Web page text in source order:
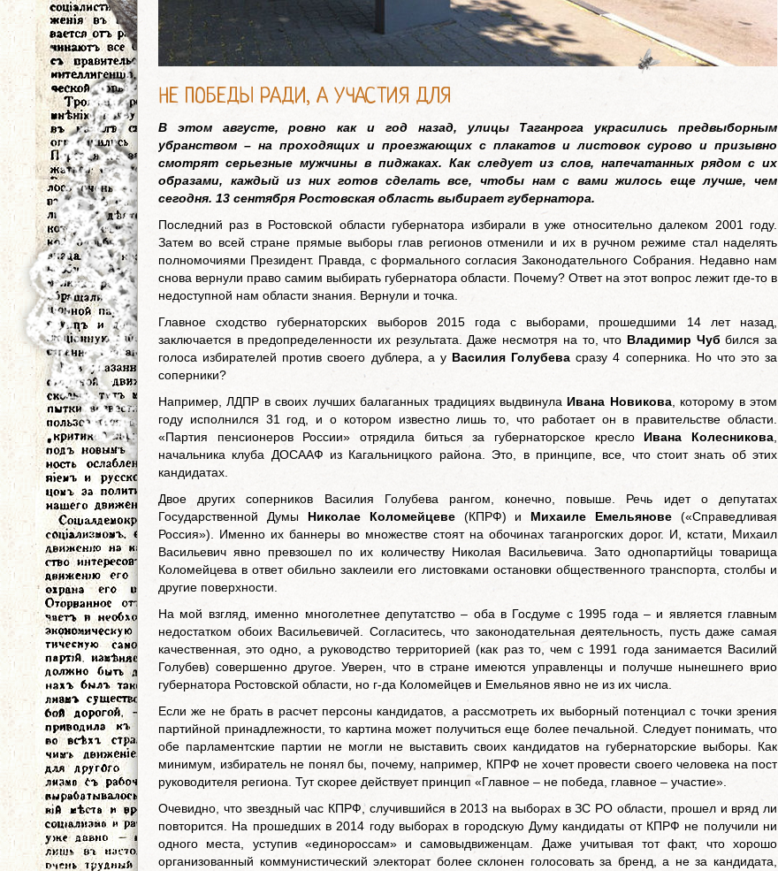
НЕ ПОБЕДЫ РАДИ, А УЧАСТИЯ ДЛЯ
В этом августе, ровно как и год назад, улицы Таганрога украсились предвыборным
убранством – на проходящих и проезжающих с плакатов и листовок сурово и призывно
смотрят серьезные мужчины в пиджаках. Как следует из слов, напечатанных рядом с их
образами, каждый из них готов сделать все, чтобы нам с вами жилось еще лучше, чем
сегодня. 13 сентября Ростовская область выбирает губернатора.
Последний раз в Ростовской области губернатора избирали в уже относительно далеком 2001 году.
Затем во всей стране прямые выборы глав регионов отменили и их в ручном режиме стал наделять
полномочиями Президент. Правда, с формального согласия Законодательного Собрания. Недавно нам
снова вернули право самим выбирать губернатора области. Почему? Ответ на этот вопрос лежит где-то в
недоступной нам области знания. Вернули и точка.
Главное сходство губернаторских выборов 2015 года с выборами, прошедшими 14 лет назад,
заключается в предопределенности их результата. Даже несмотря на то, что Владимир Чуб бился за
голоса избирателей против своего дублера, а у Василия Голубева сразу 4 соперника. Но что это за
соперники?
Например, ЛДПР в своих лучших балаганных традициях выдвинула Ивана Новикова, которому в этом
году исполнился 31 год, и о котором известно лишь то, что работает он в правительстве области.
«Партия пенсионеров России» отрядила биться за губернаторское кресло Ивана Колесникова
начальника клуба ДОСААФ из Кагальницкого района. Это, в принципе, все, что стоит знать об этих
кандидатах.
Двое других соперников Василия Голубева рангом, конечно, повыше. Речь идет о депутатах
Государственной Думы Николае Коломейцеве(КПРФ) и Михаиле Емельянове («Справедливая
Россия»). Именно их баннеры во множестве стоят на обочинах таганрогских дорог. И, кстати, Михаил
Васильевич явно превзошел по их количеству Николая Васильевича. Зато однопартийцы товарища
Коломейцева в ответ обильно заклеили его листовками остановки общественного транспорта, столбы и
другие поверхности.
На мой взгляд, именно многолетнее депутатство – оба в Госдуме с 1995 года – и является главным
недостатком обоих Васильевичей. Согласитесь, что законодательная деятельность, пусть даже самая
качественная, это одно, а руководство территорией (как раз то, чем с 1991 года занимается Василий
Голубев) совершенно другое. Уверен, что в стране имеются управленцы и получше нынешнего врио
губернатора Ростовской области, но г-да Коломейцев и Емельянов явно не из их числа.
Если же не брать в расчет персоны кандидатов, а рассмотреть их выборный потенциал с точки зрения
партийной принадлежности, то картина может получиться еще более печальной. Следует понимать, что
обе парламентские партии не могли не выставить своих кандидатов на губернаторские выборы. Как
минимум, избиратель не понял бы, почему, например, КПРФ не хочет провести своего человека на пост
руководителя региона. Тут скорее действует принцип «Главное – не победа, главное – участие».
Очевидно, что звездный час КПРФ, случившийся в 2013 на выборах в ЗС РО области, прошел и вряд ли
повторится. На прошедших в 2014 году выборах в городскую Думу кандидаты от КПРФ не получили ни
одного места, уступив «единороссам» и самовыдвиженцам. Даже учитывая тот факт, что хорошо
организованный коммунистический электорат более склонен голосовать за бренд, а не за кандидата,